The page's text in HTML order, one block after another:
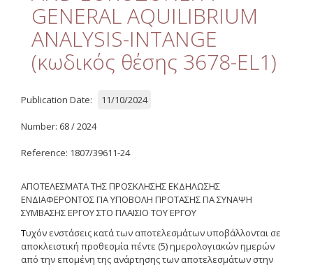
Useful Links
Management
(ιστορικό αρχείο)
Logos - Funding
Frameworks
Δημοσιότητα Έργων
Ε.Σ.Π.Α. (2007-2013)
GENERAL AQUILIBRIUM
ANALYSIS-INTANGE
(κωδικός θέσης 3678-EL1)
Publication Date: 11/10/2024
Number: 68 / 2024
Reference: 1807/39611-24
ΑΠΟΤΕΛΕΣΜΑΤΑ ΤΗΣ ΠΡΟΣΚΛΗΣΗΣ ΕΚΔΗΛΩΣΗΣ
ΕΝΔΙΑΦΕΡΟΝΤΟΣ ΓΙΑ ΥΠΟΒΟΛΗ ΠΡΟΤΑΣΗΣ ΓΙΑ ΣΥΝΑΨΗ
ΣΥΜΒΑΣΗΣ ΕΡΓΟΥΣΤΟ ΠΛΑΙΣΙΟ ΤΟΥΕΡΓΟΥ
Τυχόν ενστάσεις κατά των αποτελεσμάτων υποβάλλονται σε
αποκλειστική προθεσμία πέντε (5) ημερολογιακών ημερών
από την επομένη της ανάρτησης των αποτελεσμάτων στην